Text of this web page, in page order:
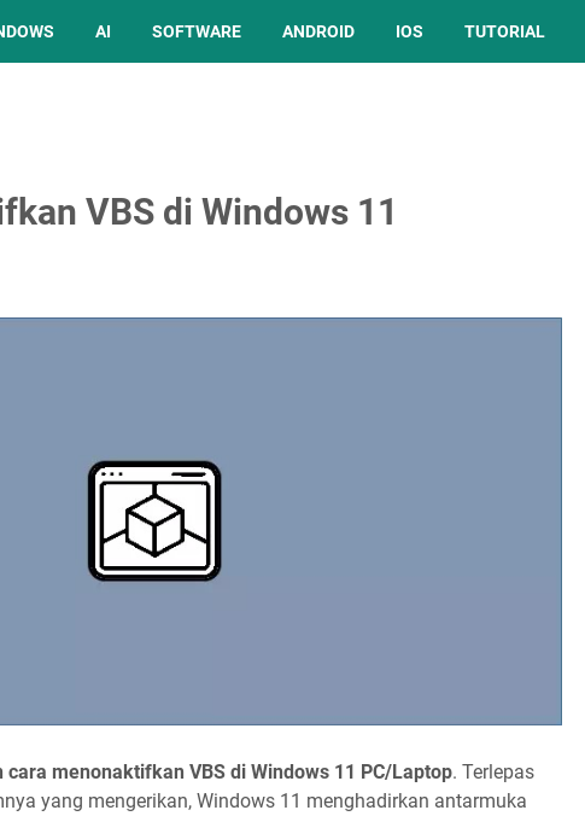
AI SOFTWARE ANDROID IOS TUTORIAL
VBS di Windows 11
menonaktifkan VBS di Windows 11 PC/Laptop. Terlepas
yang mengerikan, Windows 11 menghadirkan antarmuka